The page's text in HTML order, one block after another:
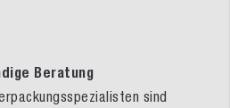
Beratung
sind